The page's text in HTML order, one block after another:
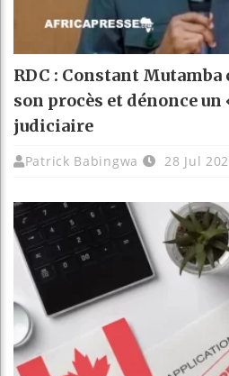
RDC : Constant Mutamba
son procès et dénonce
judiciaire
Patrick Babingwa 28 Jul